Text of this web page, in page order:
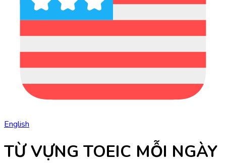
English
TỪ VỰNG TOEIC MỖI NGÀY